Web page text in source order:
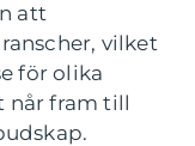
att
vilket
för olika
når fram till